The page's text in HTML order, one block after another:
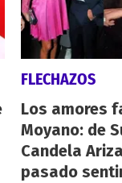
FLECHAZOS
Los amores
Moyano: de
Candela
pasado